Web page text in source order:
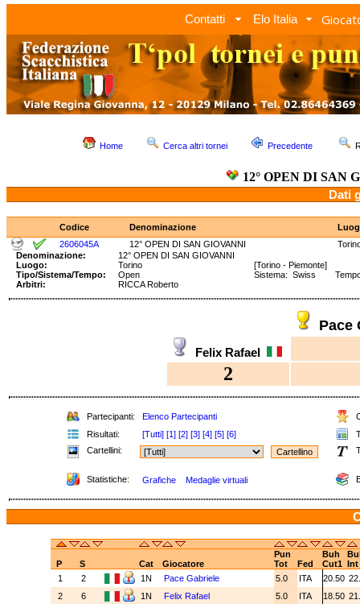
Contatti Elo Italia
Home Cerca altri tornei Precedente
12° OPEN DI SAN
Dati
Codice Denominazione
2606045A
12° OPEN DI SAN GIOVANNI
Denominazione:
12° OPEN DI SAN GIOVANNI
Luogo:
Torino
[Torino - Piemonte]
Tipo/Sistema/Tempo:
Open
Sistema: Swiss
Arbitri:
RICCA Roberto
Felix Rafael
2
Partecipanti: Elenco Partecipanti
Risultati:
[Tutti] [1] [2] [3] [4] [5] [6]
Cartellini:
Statistiche: Grafiche Medaglie virtuali
Pun Buh
P
S Cat Giocatore Tot Fed Cut1 Int
1
2 1N Pace Gabriele 5.0 ITA 20.50
2
6 1N Felix Rafael 5.0 ITA 18.50